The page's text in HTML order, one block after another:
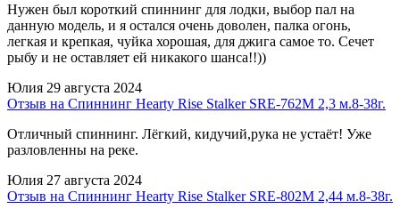
Нужен был короткий спиннинг для лодки, выбор пал на
данную модель, и я остался очень доволен, палка огонь,
легкая и крепкая, чуйка хорошая, для джига самое то. Сечет
рыбу и не оставляет ей никакого шанса!!))
Юлия 29 августа 2024
Отзыв на Спиннинг Hearty Rise Stalker SRE-762M 2,3 м.8-38г.
Отличный спиннинг. Лёгкий, кидучий,рука не устаёт! Уже
разловленны на реке.
Юлия 27 августа 2024
Отзыв на Спиннинг Hearty Rise Stalker SRE-802M 2,44 м.8-38г.